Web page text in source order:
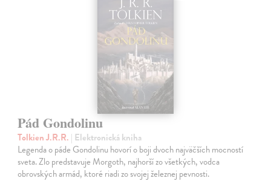
Pád Gondolinu
Tolkien J.R.R. | Elektronická kniha
Legenda o páde Gondolinu hovorí o boji dvoch najväčších mocností
sveta. Zlo predstavuje Morgoth, najhorší zo všetkých, vodca
obrovských armád, ktoré riadi zo svojej železnej pevnosti.